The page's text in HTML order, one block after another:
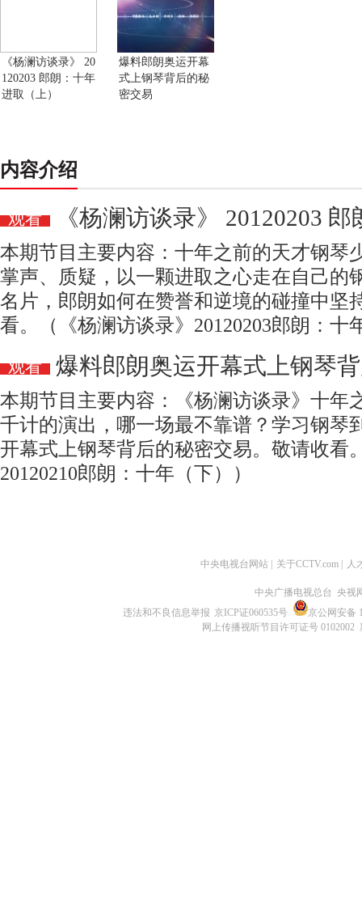
《杨澜访谈录》 20
120203 郎朗：十年
进取（上）
爆料郎朗奥运开幕
式上钢琴背后的秘
密交易
内容介绍
观看 《杨澜访谈录》 20120203
本期节目主要内容：十年之前的天才钢琴
掌声、质疑，以一颗进取之心走在自己的
名片，郎朗如何在赞誉和逆境的碰撞中坚
看。（《杨澜访谈录》20120203郎朗：十
观看 爆料郎朗奥运开幕式上钢琴
本期节目主要内容：《杨澜访谈录》十年
千计的演出，哪一场最不靠谱？学习钢琴
开幕式上钢琴背后的秘密交易。敬请收看
20120210郎朗：十年（下））
中央电视台网站 关于CCTV.com 人
中央广播电视总台 央视
违法和不良信息举报 京ICP证060535号
京公网安备
网上传播视听节目许可证号 0102002